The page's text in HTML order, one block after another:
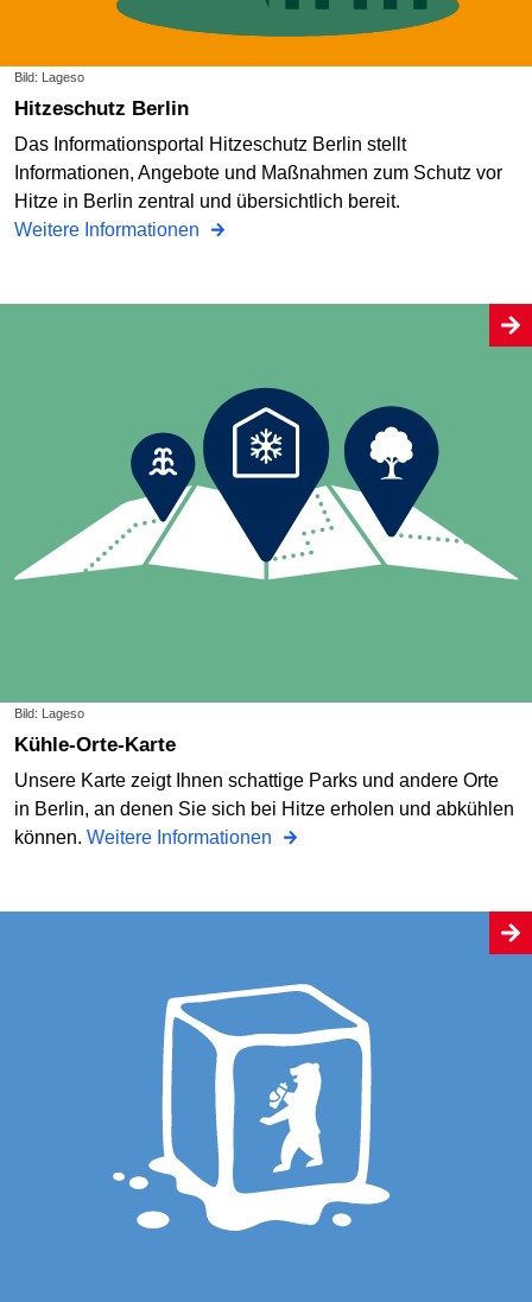
Bild: Lageso
Hitzeschutz Berlin
Das Informationsportal Hitzeschutz Berlin stellt
Informationen, Angebote und Maßnahmen zum Schutz vor
Hitze in Berlin zentral und übersichtlich bereit.
Weitere Informationen
Bild: Lageso
Kühle-Orte-Karte
Unsere Karte zeigt Ihnen schattige Parks und andere Orte
in Berlin, an denen Sie sich bei Hitze erholen und abkühlen
können. Weitere Informationen